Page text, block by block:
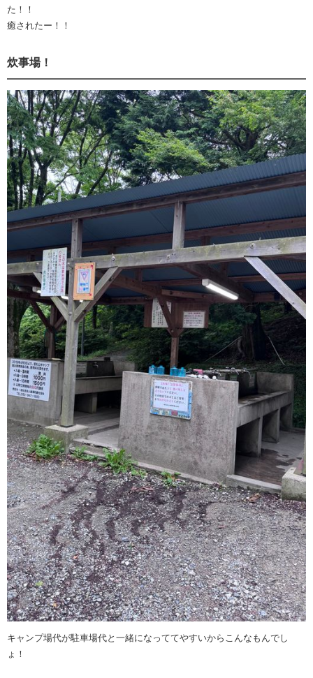
た！！
癒されたー！！
炊事場！
キャンプ場代が駐車場代と一緒になっててやすいからこんなもんでし
ょ！